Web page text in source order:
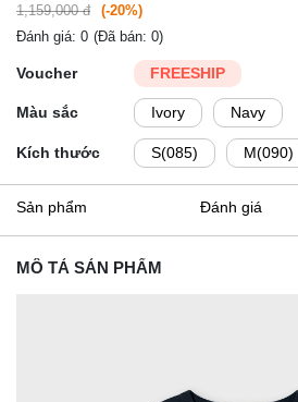
1,159,000 đ
(-20%)
Đánh giá: 0 (Đã bán: 0)
Voucher FREESHIP
Màu sắc Ivory Navy
Kích thước S(085) M(090)
Sản phẩm Đánh giá
MÔ TẢ SẢN PHẨM